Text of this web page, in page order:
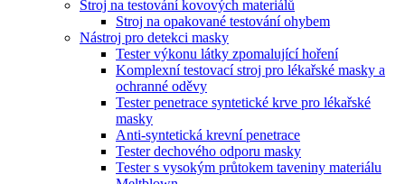
Stroj na testování kovových materiálů
Stroj na opakované testování ohybem
Nástroj pro detekci masky
Tester výkonu látky zpomalující hoření
Komplexní testovací stroj pro lékařské masky a
ochranné oděvy
Tester penetrace syntetické krve pro lékařské
masky
Anti-syntetická krevní penetrace
Tester dechového odporu masky
Tester s vysokým průtokem taveniny materiálu